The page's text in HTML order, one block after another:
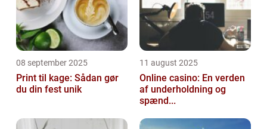
08 september 2025
Print til kage: Sådan gør
du din fest unik
11 august 2025
Online casino: En verden
af underholdning og
spænd...